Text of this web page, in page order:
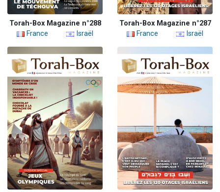
Torah-Box Magazine n°288
France
Israël
Torah-Box Magazine n°287
France
Israël